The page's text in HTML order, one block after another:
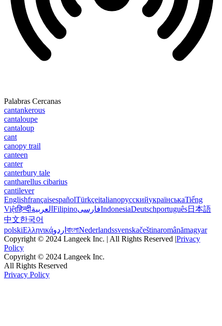
Palabras Cercanas
cantankerous
cantaloupe
cantaloup
cant
canopy trail
canteen
canter
canterbury tale
cantharellus cibarius
cantilever
EnglishfrançaisespañolTürkçeitalianoрусскийукраїнськаTiếng
Việtहिन्दीالعربية FilipinoفارسیIndonesiaDeutschportuguês日本語
中文한국어
polskiΕλληνικάاردو বাংলাNederlandssvenskačeštinaromânămagyar
Copyright © 2024 Langeek Inc. | All Rights Reserved |Privacy
Policy
Copyright © 2024 Langeek Inc.
All Rights Reserved
Privacy Policy